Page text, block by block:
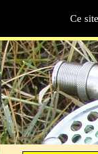
Ce
DU